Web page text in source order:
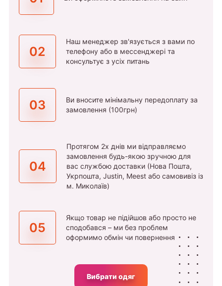
02
Наш менеджер зв'язується з вами по
телефону або в мессенджері та
консультує з усіх питань
03
Ви вносите мінімальну передоплату за
замовлення (100грн)
04
Протягом 2х днів ми відправляємо
замовлення будь-якою зручною для
вас службою доставки (Нова Пошта,
Укрпошта, Justin, Meest або самовивіз із
м. Миколаїв)
05
Якщо товар не підійшов або просто не
сподобався – ми без проблем
оформимо обмін чи повернення
Вибрати одяг